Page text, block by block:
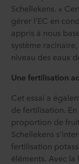
Schellekens. «
gérer l’EC en
appris à nous
système
niveau des eaux
Une fertilisation
Cet essai a
de fertilisation.
proportion de
Schellekens
fertilisation
éléments. Avec